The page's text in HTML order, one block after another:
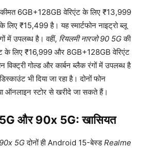
6GB+128GB वेरिएंट के लिए ₹13,999
₹15,499 है। यह स्मार्टफोन नाइट्रो ब्लू
में उपलब्ध है। वहीं, रियलमी नारजो 90 5Gकी
के लिए ₹16,999 और 8GB+128GB वेरिएंट
गोल्ड और कार्बन ब्लैक रंगों में उपलब्ध है
भी दिया जा रहा है। दोनों फोन
ऑनलाइन स्टोर से खरीदे जा सकते हैं।
5G और 90x 5G: खासियत
90x 5Gदोनों ही Android 15-बेस्डRealme